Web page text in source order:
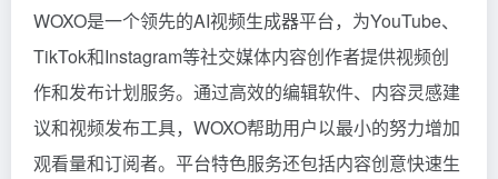
WOXO是一个领先的AI视频生成器平台，为YouTube、
TikTok和Instagram等社交媒体内容创作者提供视频创
作和发布计划服务。通过高效的编辑软件、内容灵感建
议和视频发布工具，WOXO帮助用户以最小的努力增加
观看量和订阅者。平台特色服务还包括内容创意快速生